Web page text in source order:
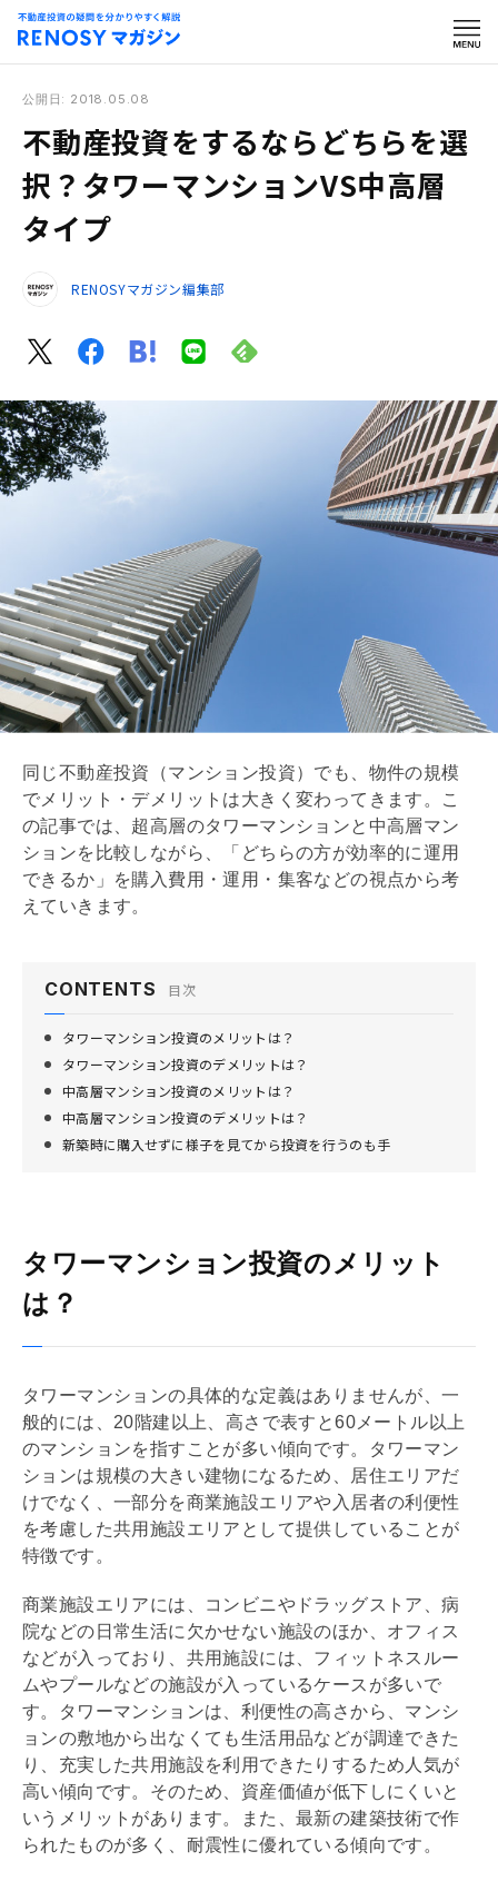
公開日: 2018.05.08
不動産投資をするならどちらを選
択？タワーマンションVS中高層
タイプ
RENOSYマガジン編集部
同じ不動産投資（マンション投資）でも、物件の規模
でメリット・デメリットは大きく変わってきます。こ
の記事では、超高層のタワーマンションと中高層マン
ションを比較しながら、「どちらの方が効率的に運用
できるか」を購入費用・運用・集客などの視点から考
えていきます。
CONTENTS 目次
タワーマンション投資のメリットは？
タワーマンション投資のデメリットは？
中高層マンション投資のメリットは？
中高層マンション投資のデメリットは？
新築時に購入せずに様子を見てから投資を行うのも手
タワーマンション投資のメリット
は？
タワーマンションの具体的な定義はありませんが、一
般的には、20階建以上、高さで表すと60メートル以上
のマンションを指すことが多い傾向です。タワーマン
ションは規模の大きい建物になるため、居住エリアだ
けでなく、一部分を商業施設エリアや入居者の利便性
を考慮した共用施設エリアとして提供していることが
特徴です。
商業施設エリアには、コンビニやドラッグストア、病
院などの日常生活に欠かせない施設のほか、オフィス
などが入っており、共用施設には、フィットネスルー
ムやプールなどの施設が入っているケースが多いで
す。タワーマンションは、利便性の高さから、マンシ
ョンの敷地から出なくても生活用品などが調達できた
り、充実した共用施設を利用できたりするため人気が
高い傾向です。そのため、資産価値が低下しにくいと
いうメリットがあります。また、最新の建築技術で作
られたものが多く、 耐震性に優れている傾向です。